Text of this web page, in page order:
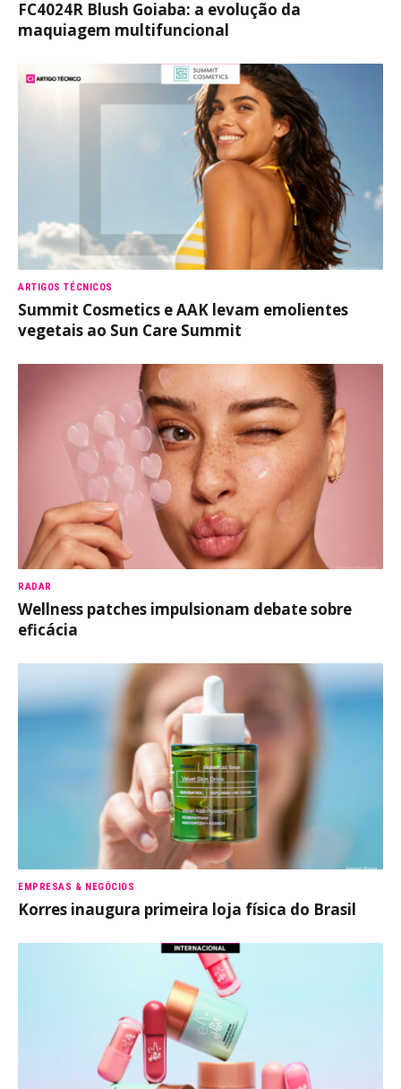
FC4024R Blush Goiaba: a evolução da
maquiagem multifuncional
ARTIGOS TÉCNICOS
Summit Cosmetics e AAK levam emolientes
vegetais ao Sun Care Summit
RADAR
Wellness patches impulsionam debate sobre
eficácia
EMPRESAS & NEGÓCIOS
Korres inaugura primeira loja física do Brasil